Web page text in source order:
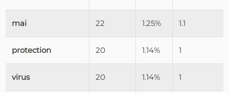
mai 22 1.25% 1.1
protection 20 1.14% 1
virus 20 1.14% 1